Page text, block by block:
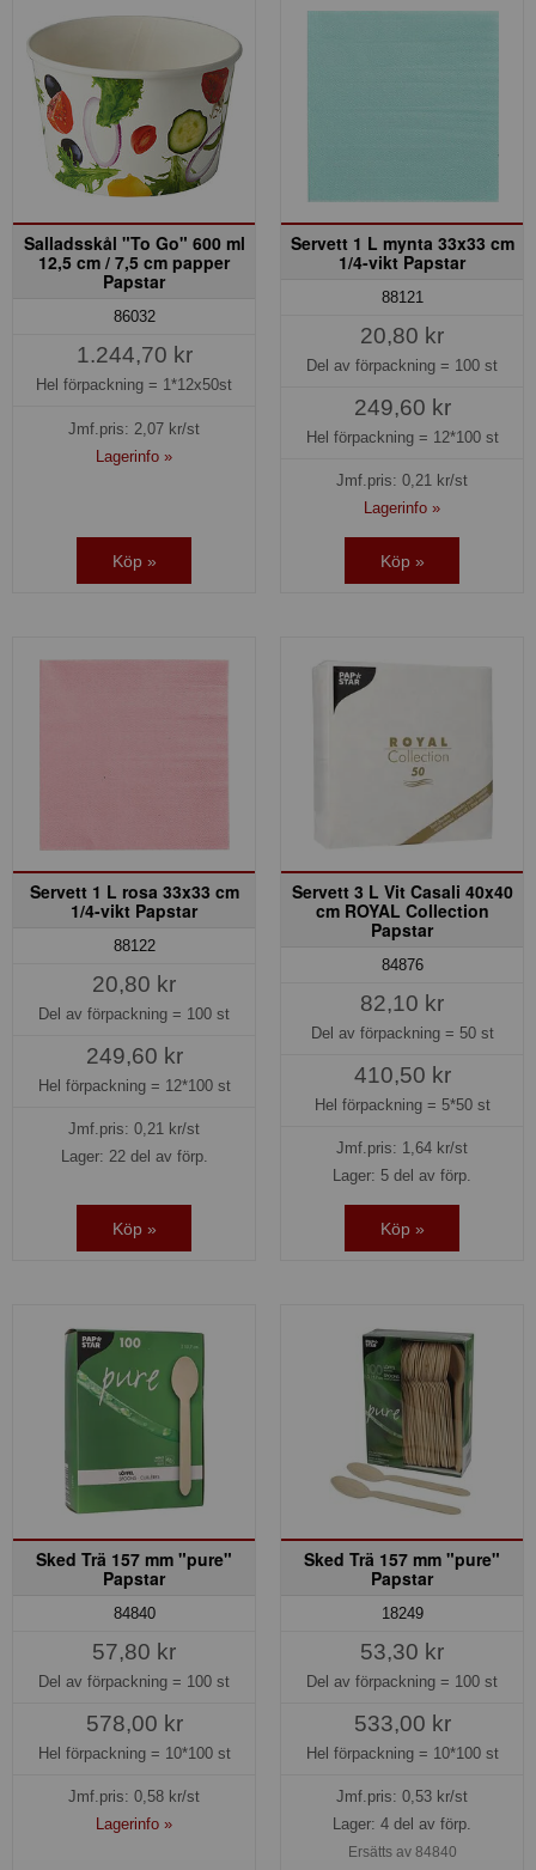
Salladsskål "To Go" 600 ml
12,5 cm / 7,5 cm papper
Papstar
86032
1.244,70 kr
Hel förpackning = 1*12x50st
Jmf.pris: 2,07 kr/st
Lagerinfo »
Köp »
Servett 1 L mynta 33x33 cm
1/4-vikt Papstar
88121
20,80 kr
Del av förpackning = 100 st
249,60 kr
Hel förpackning = 12*100 st
Jmf.pris: 0,21 kr/st
Lagerinfo »
Köp »
Servett 1 L rosa 33x33 cm
1/4-vikt Papstar
88122
20,80 kr
Del av förpackning = 100 st
249,60 kr
Hel förpackning = 12*100 st
Jmf.pris: 0,21 kr/st
Lager: 22 del av förp.
Köp »
Servett 3 L Vit Casali 40x40
cm ROYAL Collection
Papstar
84876
82,10 kr
Del av förpackning = 50 st
410,50 kr
Hel förpackning = 5*50 st
Jmf.pris: 1,64 kr/st
Lager: 5 del av förp.
Köp »
Sked Trä 157 mm "pure"
Papstar
84840
57,80 kr
Del av förpackning = 100 st
578,00 kr
Hel förpackning = 10*100 st
Jmf.pris: 0,58 kr/st
Lagerinfo »
Sked Trä 157 mm "pure"
Papstar
18249
53,30 kr
Del av förpackning = 100 st
533,00 kr
Hel förpackning = 10*100 st
Jmf.pris: 0,53 kr/st
Lager: 4 del av förp.
Ersätts av 84840